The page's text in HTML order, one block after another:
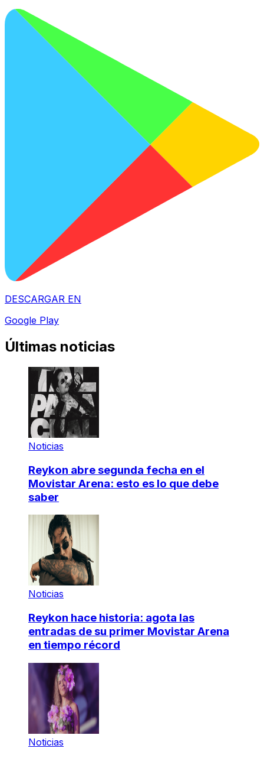
DESCARGAR EN
Google Play
Últimas noticias
Noticias
Reykon abre segunda fecha en el
Movistar Arena: esto es lo que debe
saber
Noticias
Reykon hace historia: agota las
entradas de su primer Movistar Arena
en tiempo récord
Noticias